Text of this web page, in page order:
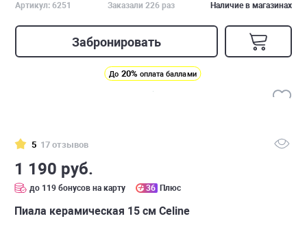
Артикул: 6251 Заказали 226 раз Наличие в магазинах
Забронировать
До 20% оплата баллами
5 17 отзывов
1 190 руб.
до 119 бонусов на карту 36 Плюс
Пиала керамическая 15 см Celine